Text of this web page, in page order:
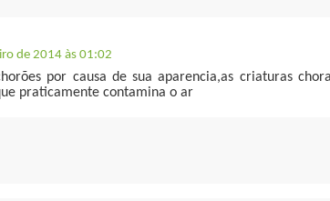
de 2014 às 01:02
por causa de sua aparencia,as criaturas
praticamente contamina o ar